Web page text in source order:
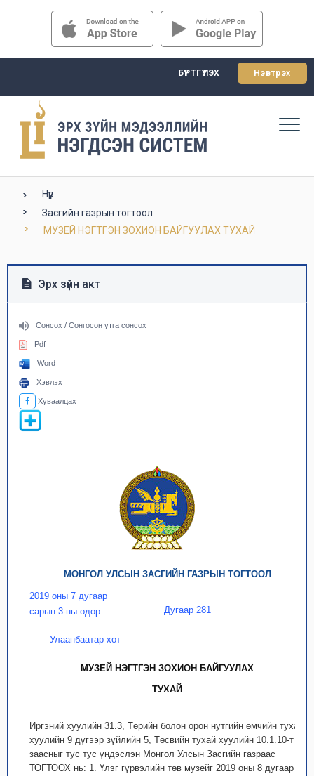
БҮРТГҮҮЛЭХ Нэвтрэх
Нүүр
Засгийн газрын тогтоол
МУЗЕЙ НЭГТГЭН ЗОХИОН БАЙГУУЛАХ ТУХАЙ
Эрх зүйн акт
Сонсох / Сонгосон утга сонсох
Pdf
Word
Хэвлэх
Хуваалцах
МОНГОЛ УЛСЫН ЗАСГИЙН ГАЗРЫН ТОГТООЛ
2019 оны 7 дугаар
сарын 3-ны өдөр
Дугаар 281
Улаанбаатар хот
МУЗЕЙ НЭГТГЭН ЗОХИОН БАЙГУУЛАХ
ТУХАЙ
Иргэний хуулийн 31.3, Төрийн болон орон нутгийн өмчийн тухай
хуулийн 9 дүгээр зүйлийн 5, Төсвийн тухай хуулийн 10.1.10-т
заасныг тус тус үндэслэн Монгол Улсын Засгийн газраас
ТОГТООХ нь: 1. Үлэг гүрвэлийн төв музейг 2019 оны 8 дугаар